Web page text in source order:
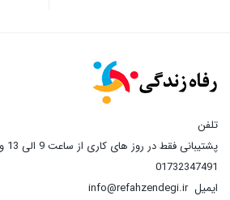
تلفن
پشتیبانی فقط در روز های کاری از ساعت 9 الی 13 و 17 الی 20، 09022442002
01732347491
ایمیلinfo@refahzendegi.ir